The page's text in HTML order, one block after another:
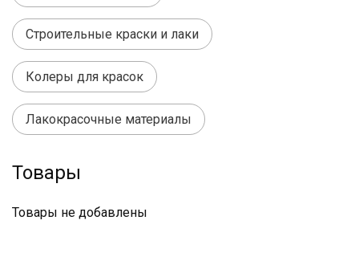
Строительные краски и лаки
Колеры для красок
Лакокрасочные материалы
Товары
Товары не добавлены